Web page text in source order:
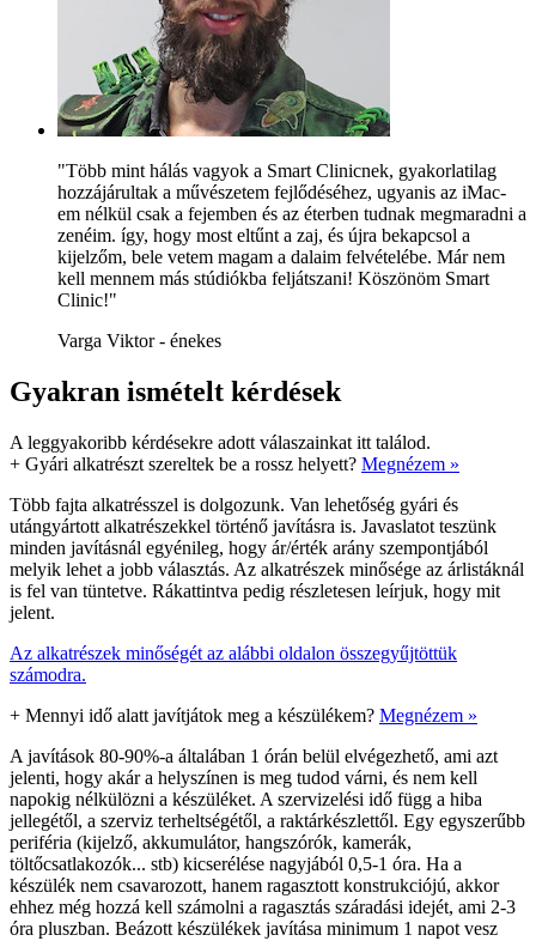
"Több mint hálás vagyok a Smart Clinicnek, gyakorlatilag
hozzájárultak a művészetem fejlődéséhez, ugyanis az iMac-
em nélkül csak a fejemben és az éterben tudnak megmaradni a
zenéim. így, hogy most eltűnt a zaj, és újra bekapcsol a
kijelzőm, bele vetem magam a dalaim felvételébe. Már nem
kell mennem más stúdiókba feljátszani! Köszönöm Smart
Clinic!"
Varga Viktor - énekes
Gyakran ismételt kérdések
A leggyakoribb kérdésekre adott válaszainkat itt találod.
+ Gyári alkatrészt szereltek be a rossz helyett? Megnézem »
Több fajta alkatrésszel is dolgozunk. Van lehetőség gyári és
utángyártott alkatrészekkel történő javításra is. Javaslatot teszünk
minden javításnál egyénileg, hogy ár/érték arány szempontjából
melyik lehet a jobb választás. Az alkatrészek minősége az árlistáknál
is fel van tüntetve. Rákattintva pedig részletesen leírjuk, hogy mit
jelent.
Az alkatrészek minőségét az alábbi oldalon összegyűjtöttük
számodra.
+ Mennyi idő alatt javítjátok meg a készülékem? Megnézem »
A javítások 80-90%-a általában 1 órán belül elvégezhető, ami azt
jelenti, hogy akár a helyszínen is meg tudod várni, és nem kell
napokig nélkülözni a készüléket. A szervizelési idő függ a hiba
jellegétől, a szerviz terheltségétől, a raktárkészlettől. Egy egyszerűbb
periféria (kijelző, akkumulátor, hangszórók, kamerák,
töltőcsatlakozók... stb) kicserélése nagyjából 0,5-1 óra. Ha a
készülék nem csavarozott, hanem ragasztott konstrukciójú, akkor
ehhez még hozzá kell számolni a ragasztás száradási idejét, ami 2-3
óra pluszban. Beázott készülékek javítása minimum 1 napot vesz